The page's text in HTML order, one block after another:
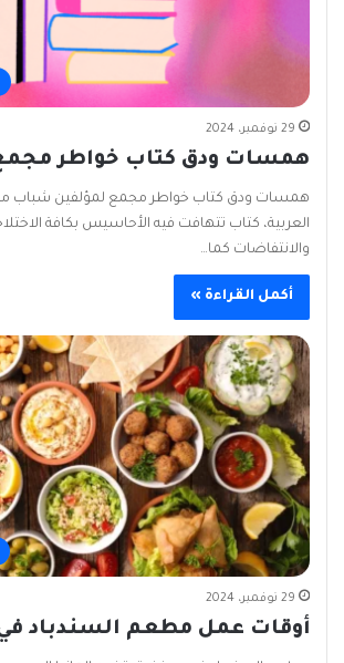
29 نوفمبر، 2024
همسات ودق كتاب خواطر
همسات ودق كتاب خواطر مجمع لمؤلفين شباب
العربية، كتاب تتهافت فيه الأحاسيس بكافة
والانتفاضات كما…
أكمل القراءة »
29 نوفمبر، 2024
أوقات عمل مطعم السندباد